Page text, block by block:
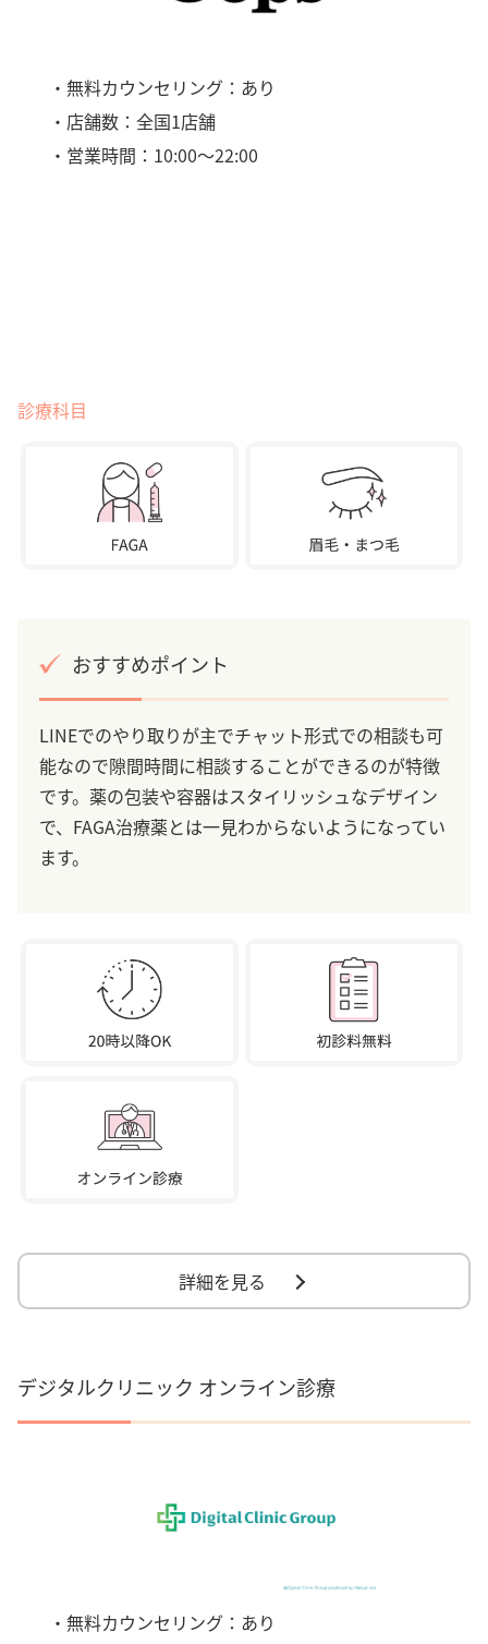
・無料カウンセリング：あり
・店舗数：全国1店舗
・営業時間：10:00～22:00
診療科目
おすすめポイント
LINEでのやり取りが主でチャット形式での相談も可
能なので隙間時間に相談することができるのが特徴
です。薬の包装や容器はスタイリッシュなデザイン
で、FAGA治療薬とは一見わからないようになってい
ます。
詳細を見る
デジタルクリニック オンライン診療
・無料カウンセリング：あり